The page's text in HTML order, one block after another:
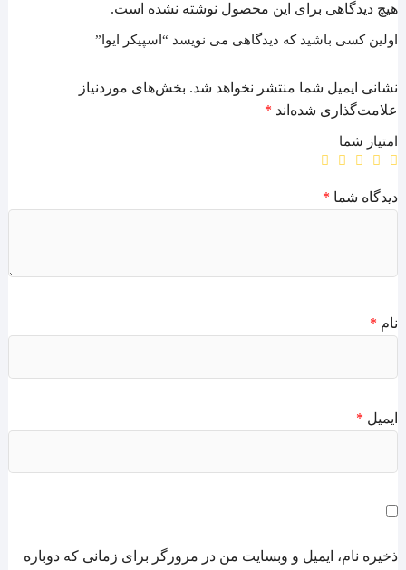
هیچ دیدگاهی برای این محصول نوشته نشده است.
اولین کسی باشید که دیدگاهی می نویسد “اسپیکر ایوا”
نشانی ایمیل شما منتشر نخواهد شد. بخش‌های موردنیاز
علامت‌گذاری شده‌اند *
امتیاز شما
دیدگاه شما *
نام *
ایمیل *
ذخیره نام، ایمیل و وبسایت من در مرورگر برای زمانی که دوباره